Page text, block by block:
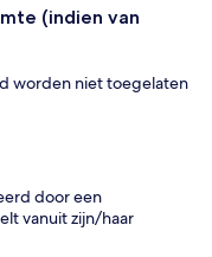
(indien van
worden niet toegelaten
door een
vanuit zijn/haar